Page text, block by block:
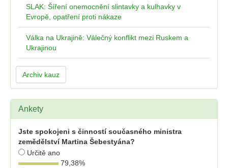
SLAK: Šíření onemocnění slintavky a kulhavky v
Evropě, opatření proti nákaze
Válka na Ukrajině: Válečný konflikt mezi Ruskem a
Ukrajinou
Archiv kauz
Ankety
Jste spokojeni s činností současného ministra
zemědělství Martina Šebestyána?
Určitě ano
79,38%